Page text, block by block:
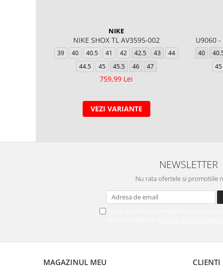
NIKE
NIKE SHOX TL AV3595-002
39 40 40.5 41 42 42.5 43
44
44.5
45 45.5 46 47
759,99 Lei
VEZI VARIANTE
U9060 -
40
45
NEWSLETTER
Nu rata ofertele si promotiile
Vreau sa primesc newsletter cu
MAGAZINUL MEU CLIENTI